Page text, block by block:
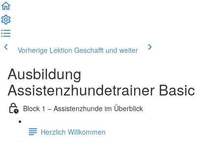
Vorherige Lektion Geschafft und weiter
Ausbildung
Assistenzhundetrainer Basic
Block 1 – Assistenzhunde im Überblick
Herzlich Willkommen